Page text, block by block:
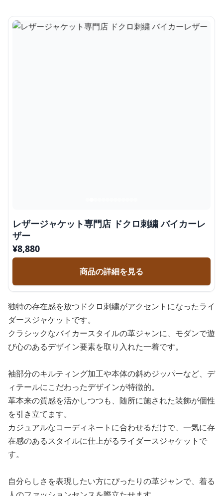
レザージャケット専門店 ドクロ刺繍 バイカーレ
ザー
¥8,880
商品の詳細を見る
独特の存在感を放つドクロ刺繍がアクセントになったライ
ダースジャケットです。
クラシックなバイカースタイルの革ジャンに、モダンで遊
び心のあるデザイン要素を取り入れた一着です。
袖部分のキルティング加工や本体の斜めジッパーなど、デ
ィテールにこだわったデザインが特徴的。
革本来の質感を活かしつつも、随所に施された装飾が個性
を引き立てます。
カジュアルなコーディネートに合わせるだけで、一気に存
在感のあるスタイルに仕上がるライダースジャケットで
す。
自分らしさを表現したい方にぴったりの革ジャンで、着る